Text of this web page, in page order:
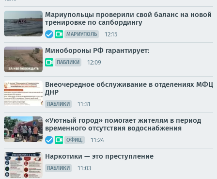
Мариупольцы проверили свой баланс на новой
тренировке по сапбордингу
МАРИУПОЛЬ 12:15
Минобороны РФ гарантирует:
ПАБЛИКИ 12:09
Внеочередное обслуживание в отделениях МФЦ
ДНР
ПАБЛИКИ 11:31
«Уютный город» помогает жителям в период
временного отсутствия водоснабжения
ОФИЦ. 11:24
Наркотики — это преступление
ПАБЛИКИ 11:03